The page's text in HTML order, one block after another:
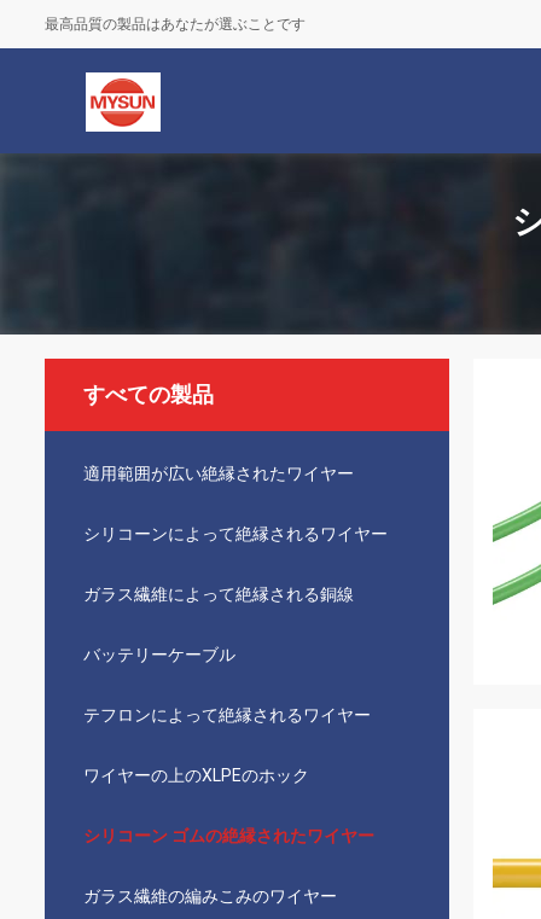
最高品質の製品はあなたが選ぶことです
すべての製品
適用範囲が広い絶縁されたワイヤー
シリコーンによって絶縁されるワイヤー
ガラス繊維によって絶縁される銅線
バッテリーケーブル
テフロンによって絶縁されるワイヤー
ワイヤーの上のXLPEのホック
シリコーン ゴムの絶縁されたワイヤー
ガラス繊維の編みこみのワイヤー